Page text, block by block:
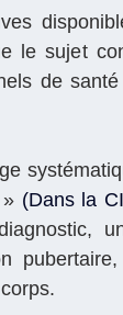
le sujet
de
(Dans la